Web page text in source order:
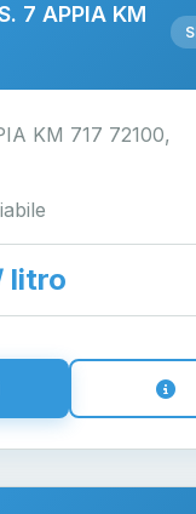
7 APPIA KM
KM 717 72100,
litro